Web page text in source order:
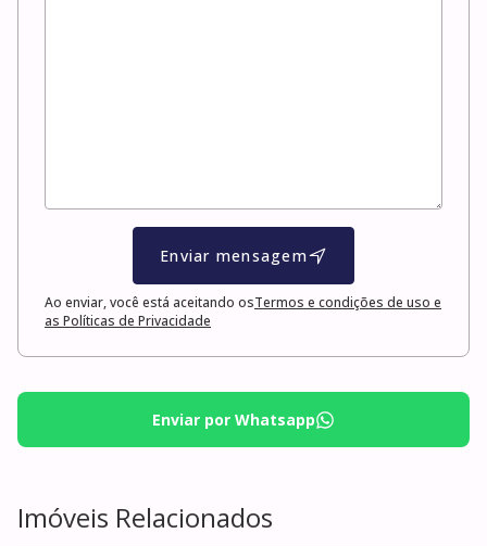
Enviar mensagem
Ao enviar, você está aceitando osTermos e condições de uso e
as Políticas de Privacidade
Enviar por Whatsapp
Imóveis Relacionados